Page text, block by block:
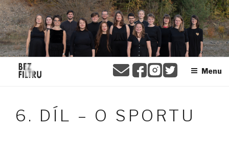
Přejít
k
obsahu
webu
BEZ FILTRU
Menu
6. DÍL – O SPORTU